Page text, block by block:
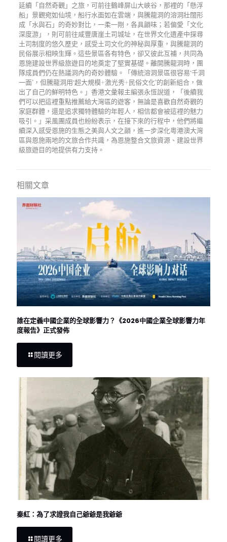
延續「自然奇觀」之旅，可前往鶴峰屏山大峽谷，那裡的「懸浮
船」景觀宛如仙境，船行水面如在雲端，與騰龍洞的溶洞壯闊形
成「水與石」的奇妙對比，一柔一剛，各具韻味；若偏愛「文化
深度游」，則可前往咸豐唐崖土司城址，在世界文化遺產中探尋
土司制度的悠久歷史，感受土司文化的神秘與厚重，與騰龍洞的
民俗展示相映生輝。這些景區各有特色，卻又彼此互補，共同為
恩施建設世界級旅遊目的地奠定了堅實基礎。離開騰龍洞時，團
隊成員們仍在熱議洞內的奇妙體驗。「傳統溶洞景區很容易‘千洞
一面’，但騰龍洞用‘超大規模+激光秀+民俗文化’的創新組合，做
出了自己的鮮明特色。」香港文彙報主編張永恆說道，「後續我
們可以把這裡重點推薦給大灣區的遊客，無論是喜歡自然奇觀的
家庭群體，還是追求獨特體驗的年輕人，相信都會被這裡的魅力
吸引。」采風團成員也紛紛表示，在接下來的行程中，他們將繼
續深入感受恩施的生態之美與人文之韻，進一步深化粵港澳大灣
區與恩施兩地的文旅合作共識，為恩施整合文旅資源、建設世界
級旅遊目的地提供有力支持。
相關文章
誰在定義中國企業的全球影響力？《2026中國企業全球影響力年
度報告》正式發佈
閱讀更多
秦紅：為了求證我自己爺爺是我爺爺
閱讀更多